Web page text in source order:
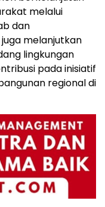
melalui
dan
melanjutkan
lingkungan
pada inisiatif
regional di